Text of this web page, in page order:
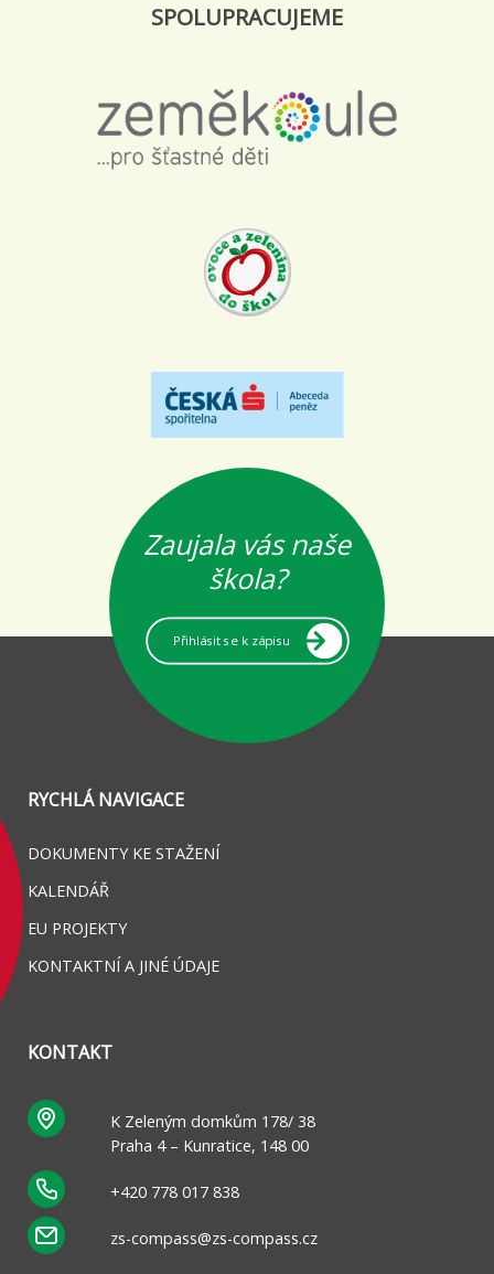
SPOLUPRACUJEME
RYCHLÁ NAVIGACE
DOKUMENTY KE STAŽENÍ
KALENDÁŘ
EU PROJEKTY
KONTAKTNÍ A JINÉ ÚDAJE
KONTAKT
K Zeleným domkům 178/ 38
Praha 4 – Kunratice, 148 00
+420 778 017 838
zs-compass@zs-compass.cz
Zaujala vás naše
škola?
Přihlásit se k zápisu